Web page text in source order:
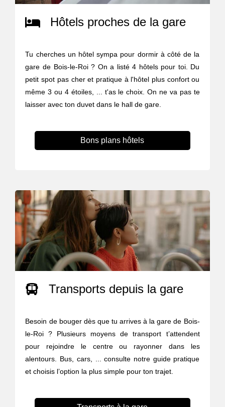
Hôtels proches de la gare
Tu cherches un hôtel sympa pour dormir à côté de la
gare de Bois-le-Roi ? On a listé 4 hôtels pour toi. Du
petit spot pas cher et pratique à l'hôtel plus confort ou
même 3 ou 4 étoiles, ... t'as le choix. On ne va pas te
laisser avec ton duvet dans le hall de gare.
Bons plans hôtels
Transports depuis la gare
Besoin de bouger dès que tu arrives à la gare de Bois-
le-Roi ? Plusieurs moyens de transport t’attendent
pour rejoindre le centre ou rayonner dans les
alentours. Bus, cars, ... consulte notre guide pratique
et choisis l’option la plus simple pour ton trajet.